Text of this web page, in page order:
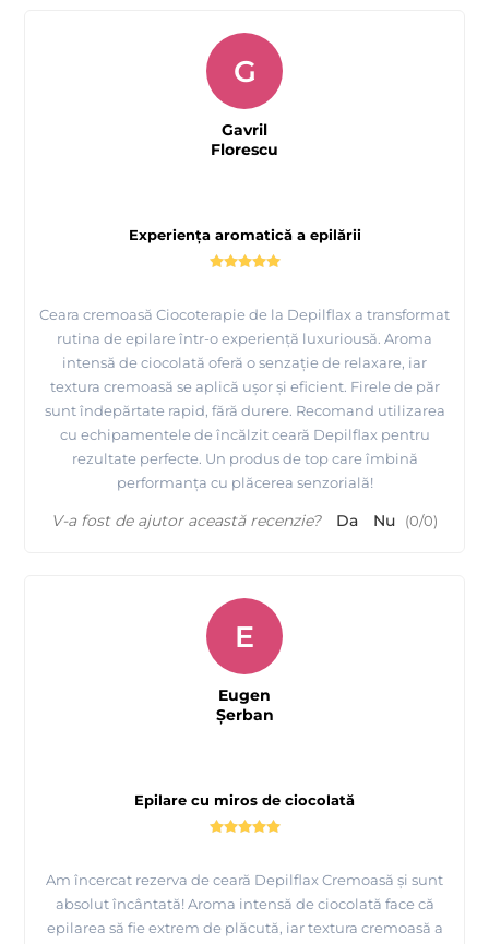
Experiența aromatică a epilării
Ceara cremoasă Ciocoterapie de la Depilflax a transformat
rutina de epilare într-o experiență luxuriousă. Aroma
intensă de ciocolată oferă o senzație de relaxare, iar
textura cremoasă se aplică ușor și eficient. Firele de păr
sunt îndepărtate rapid, fără durere. Recomand utilizarea
cu echipamentele de încălzit ceară Depilflax pentru
rezultate perfecte. Un produs de top care îmbină
performanța cu plăcerea senzorială!
G
Gavril
Florescu
V-a fost de ajutor această recenzie? Da Nu (0/0)
Epilare cu miros de ciocolată
Am încercat rezerva de ceară Depilflax Cremoasă și sunt
absolut încântată! Aroma intensă de ciocolată face că
epilarea să fie extrem de plăcută, iar textura cremoasă a
E
Eugen
Şerban